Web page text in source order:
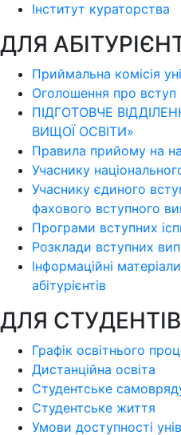
Інститут кураторства
ДЛЯ
Приймальна комісія
Оголошення про вступ
ПІДГОТОВЧЕ
ВИЩОЇ ОСВІТИ»
Правила прийому на
Учаснику
Учаснику єдиного
фахового вступного
Програми вступних
Розклади вступних
Інформаційні
абітурієнтів
ДЛЯ СТУДЕНТІВ
Графік освітнього
Дистанційна освіта
Студентське
Студентське життя
Умови доступності